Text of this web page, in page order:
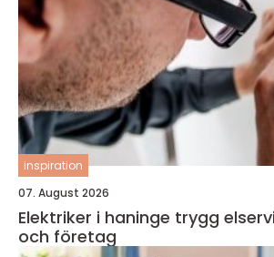
inspiration
07. August 2026
Elektriker i haninge trygg elservice för hem
och företag